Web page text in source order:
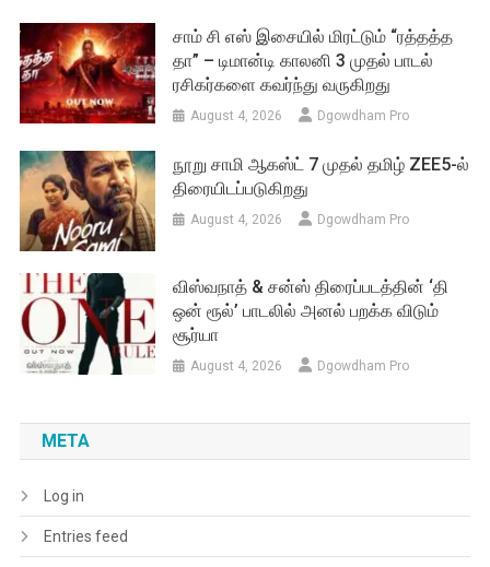
சாம் சி எஸ் இசையில் மிரட்டும் “ரத்தத்த
தா” – டிமான்டி காலனி 3 முதல் பாடல்
ரசிகர்களை கவர்ந்து வருகிறது
August 4, 2026 Dgowdham Pro
நூறு சாமி ஆகஸ்ட் 7 முதல் தமிழ் ZEE5-ல்
திரையிடப்படுகிறது
August 4, 2026 Dgowdham Pro
விஸ்வநாத் & சன்ஸ் திரைப்படத்தின் ‘தி
ஒன் ரூல்’ பாடலில் அனல் பறக்க விடும்
சூர்யா
August 4, 2026 Dgowdham Pro
META
Log in
Entries feed